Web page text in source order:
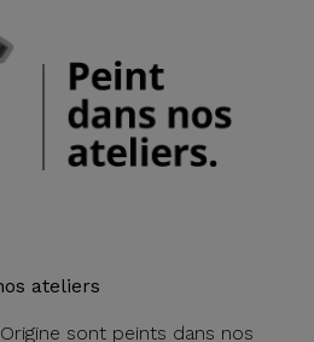
ateliers
sont peints dans nos